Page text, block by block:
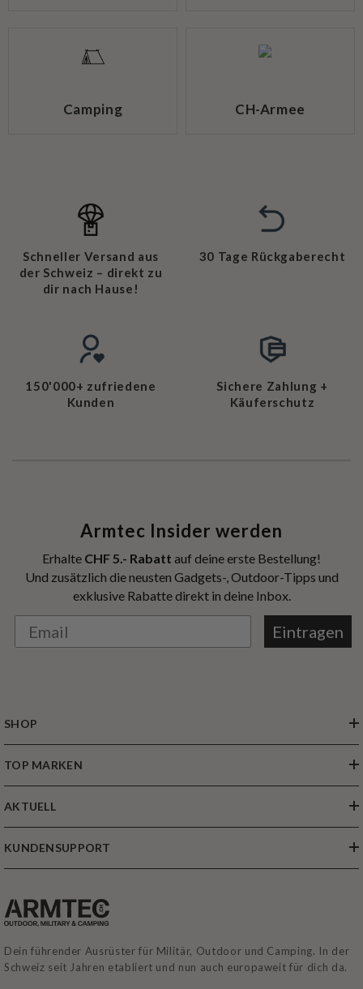
Camping CH-Armee
Schneller Versand aus
der Schweiz – direkt zu
dir nach Hause!
30 Tage Rückgaberecht
150'000+ zufriedene
Kunden
Sichere Zahlung +
Käuferschutz
Armtec Insider werden
Erhalte CHF 5.- Rabatt auf deine erste Bestellung!
Und zusätzlich die neusten Gadgets-, Outdoor-Tipps und
exklusive Rabatte direkt in deine Inbox.
Eintragen
SHOP
TOP MARKEN
AKTUELL
KUNDENSUPPORT
Dein führender Ausrüster für Militär, Outdoor und Camping. In der
Schweiz seit Jahren etabliert und nun auch europaweit für dich da.